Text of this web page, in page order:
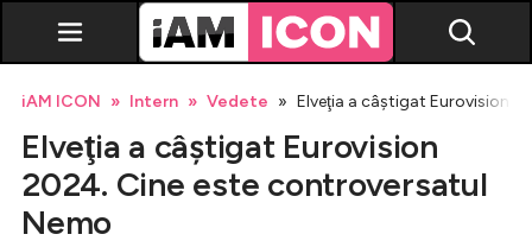
iAM ICON Intern Vedete Elveţia a câştigat Eurovision
Elveţia a câştigat Eurovision
2024. Cine este controversatul
Nemo